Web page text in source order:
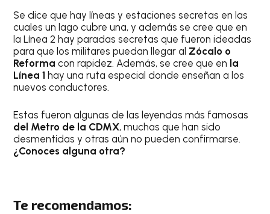
Se dice que hay líneas y estaciones secretas en las
cuales un lago cubre una, y además se cree que en
la Línea 2 hay paradas secretas que fueron ideadas
para que los militares puedan llegar al Zócalo o
Reforma con rapidez. Además, se cree que en la
Línea 1 hay una ruta especial donde enseñan a los
nuevos conductores.
Estas fueron algunas de las leyendas más famosas
del Metro de la CDMX, muchas que han sido
desmentidas y otras aún no pueden confirmarse.
¿Conoces alguna otra?
Te recomendamos: